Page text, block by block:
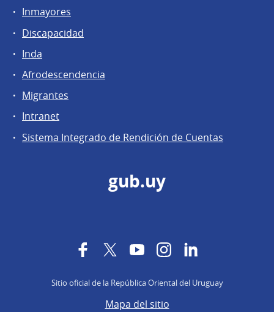
Inmayores
Discapacidad
Inda
Afrodescendencia
Migrantes
Intranet
Sistema Integrado de Rendición de Cuentas
gub.uy
FacebookTwitterYouTubeInstagram
Sitio oficial de la República Oriental del Uruguay
Mapa del sitio